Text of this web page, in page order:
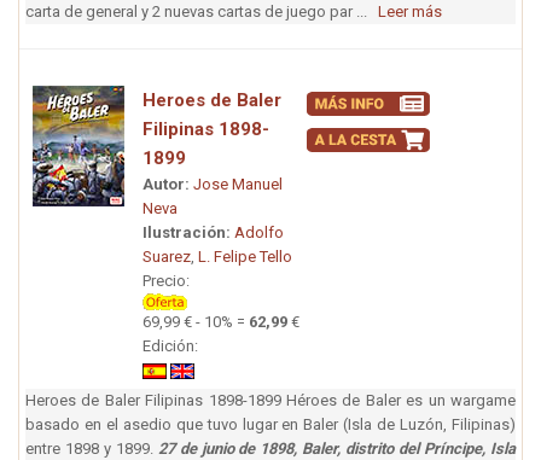
carta de general y 2 nuevas cartas de juego par ... Leer más
Heroes de Baler
Filipinas 1898-
1899
Autor: Jose Manuel
Neva
Ilustración: Adolfo
Suarez L. Felipe Tello
Precio:
69,99 € - 10% = 62,99 €
Edición:
Heroes de Baler Filipinas 1898-1899 Héroes de Baler es un wargame
basado en el asedio que tuvo lugar en Baler (Isla de Luzón, Filipinas)
entre 1898 y 1899. 27 de junio de 1898, Baler, distrito del Príncipe, Isla